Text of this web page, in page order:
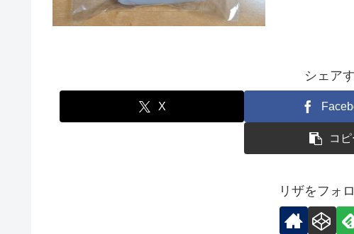
シェア
X
コピ
リザをフォ